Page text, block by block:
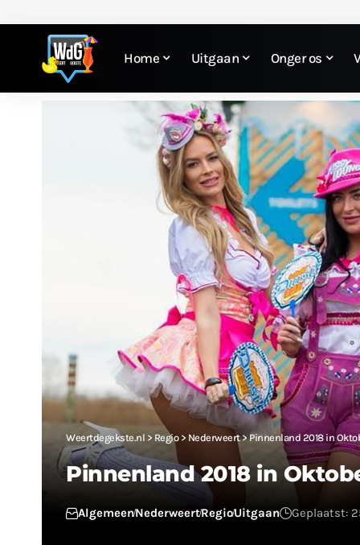
Home Uitgaan Onger os
Weertdegekste.nl > Regio> Nederweert>Pinnenland 2018 in
Pinnenland 2018 in
AlgemeenNederweertRegioUitgaan Geplaatst: